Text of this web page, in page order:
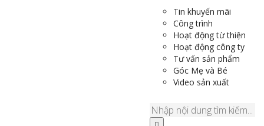
Tin khuyến mãi
Công trình
Hoạt động từ thiện
Hoạt động công ty
Tư vấn sản phẩm
Góc Mẹ và Bé
Video sản xuất